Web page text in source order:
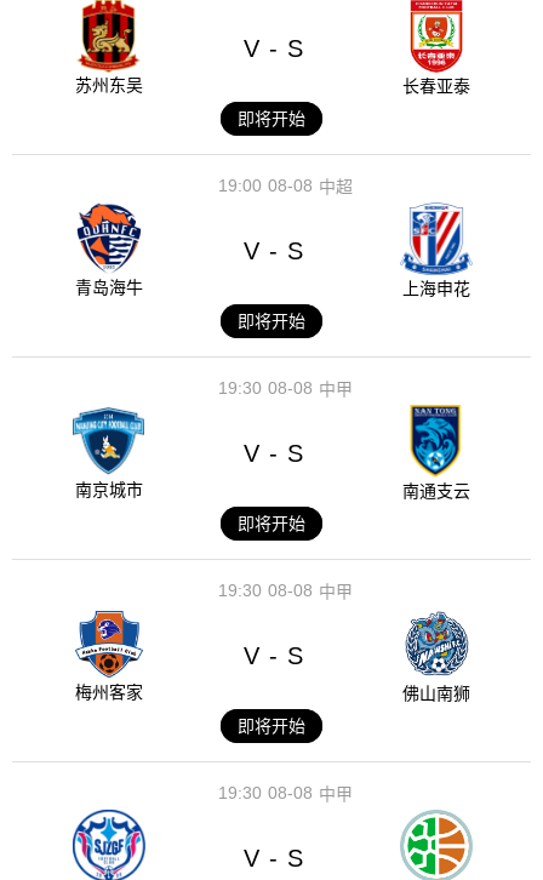
苏州东吴
V - S
长春亚泰
即将开始
08-08
19:00 中超
青岛海牛
V - S
上海申花
即将开始
08-08
19:30 中甲
南京城市
V - S
南通支云
即将开始
08-08
19:30 中甲
梅州客家
V - S
佛山南狮
即将开始
08-08
19:30 中甲
V - S